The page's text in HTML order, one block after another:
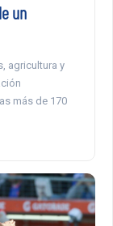
un
agricultura y
más de 170